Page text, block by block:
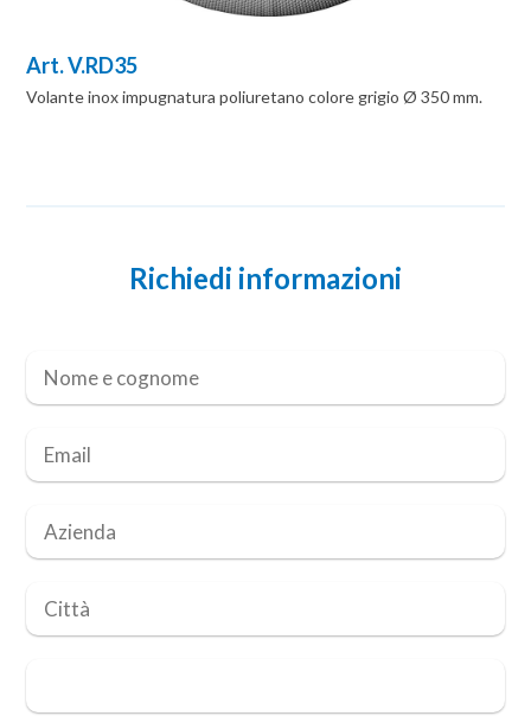
Art. V.RD35
Volante inox impugnatura poliuretano colore grigio Ø 350 mm.
Richiedi informazioni